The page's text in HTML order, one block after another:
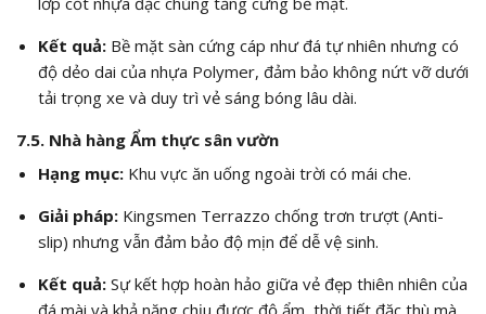
Kết quả:Bề mặt sàn cứng cáp như đá tự nhiên nhưng có
độ dẻo dai của nhựa Polymer, đảm bảo không nứt vỡ dưới
tải trọng xe và duy trì vẻ sáng bóng lâu dài.
7.5. Nhà hàng Ẩm thực sân vườn
Hạng mục:Khu vực ăn uống ngoài trời có mái che.
Giải pháp:Kingsmen Terrazzo chống trơn trượt (Anti-
slip) nhưng vẫn đảm bảo độ mịn để dễ vệ sinh.
Kết quả:Sự kết hợp hoàn hảo giữa vẻ đẹp thiên nhiên của